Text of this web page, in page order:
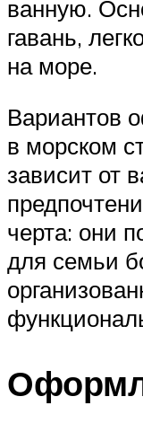
ванную.
гавань,
на море.
Вариантов
в морском
зависит от
черта: они
для семьи